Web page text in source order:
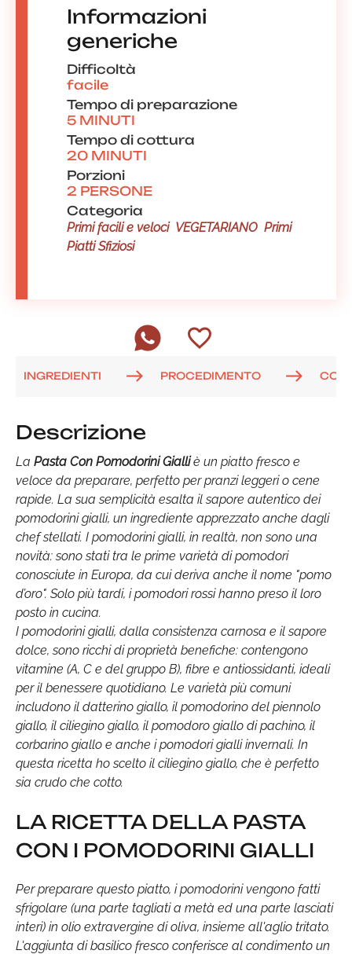
Informazioni
generiche
Difficoltà
facile
Tempo di preparazione
5 MINUTI
Tempo di cottura
20 MINUTI
Porzioni
2 PERSONE
Categoria
Primi facili e veloci VEGETARIANO Primi
Piatti Sfiziosi
INGREDIENTI PROCEDIMENTO
Descrizione
La Pasta Con Pomodorini Gialliè un piatto fresco e
veloce da preparare, perfetto per pranzi leggeri o cene
rapide. La sua semplicità esalta il sapore autentico dei
pomodorini gialli, un ingrediente apprezzato anche dagli
chef stellati. I pomodorini gialli, in realtà, non sono una
novità: sono stati tra le prime varietà di pomodori
conosciute in Europa, da cui deriva anche il nome "pomo
d’oro". Solo più tardi, i pomodori rossi hanno preso il loro
posto in cucina.
I pomodorini gialli, dalla consistenza carnosa e il sapore
dolce, sono ricchi di proprietà benefiche: contengono
vitamine (A, C e del gruppo B), fibre e antiossidanti, ideali
per il benessere quotidiano. Le varietà più comuni
includono il datterino giallo, il pomodorino del piennolo
giallo, il ciliegino giallo, il pomodoro giallo di pachino, il
corbarino giallo e anche i pomodori gialli invernali. In
questa ricetta ho scelto il ciliegino giallo, che è perfetto
sia crudo che cotto.
LA RICETTA DELLA PASTA
CON I POMODORINI GIALLI
Per preparare questo piatto, i pomodorini vengono fatti
sfrigolare (una parte tagliati a metà ed una parte lasciati
interi) in olio extravergine di oliva, insieme all'aglio tritato.
L'aggiunta di basilico fresco conferisce al condimento un